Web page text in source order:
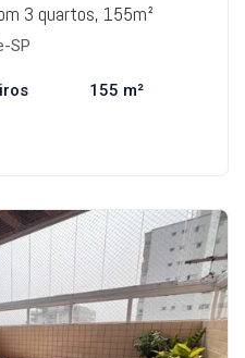
3 quartos, 155m²
SP
155 m²